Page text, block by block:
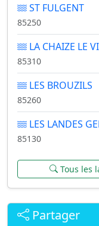
ST FULGENT
85250
LA CHAIZE LE
85310
LES BROUZILS
85260
LES LANDES
85130
Tous les
Partager